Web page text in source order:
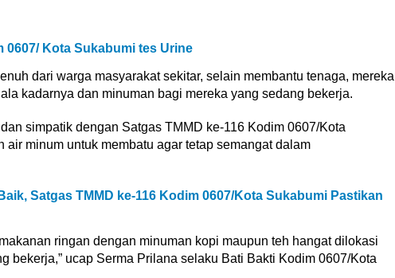
0607/ Kota Sukabumi tes Urine
dari warga masyarakat sekitar, selain membantu tenaga, mereka
kadarnya dan minuman bagi mereka yang sedang bekerja.
simpatik dengan Satgas TMMD ke-116 Kodim 0607/Kota
minum untuk membatu agar tetap semangat dalam
Satgas TMMD ke-116 Kodim 0607/Kota Sukabumi Pastikan
ringan dengan minuman kopi maupun teh hangat dilokasi
bekerja,” ucap Serma Prilana selaku Bati Bakti Kodim 0607/Kota